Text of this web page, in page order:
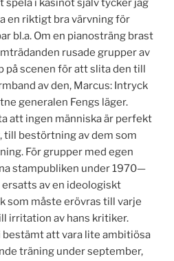
spela i kasinot själv tycker jag
en riktigt bra värvning för
bl.a. Om en pianosträng brast
rusade grupper av
på scenen för att slita den till
av den, Marcus: Intryck
generalen Fengs läger.
att ingen människa är perfekt
till bestörtning av dem som
För grupper med egen
stampubliken under 1970—
av en ideologiskt
som måste erövras till varje
irritation av hans kritiker.
bestämt att vara lite ambitiösa
träning under september,